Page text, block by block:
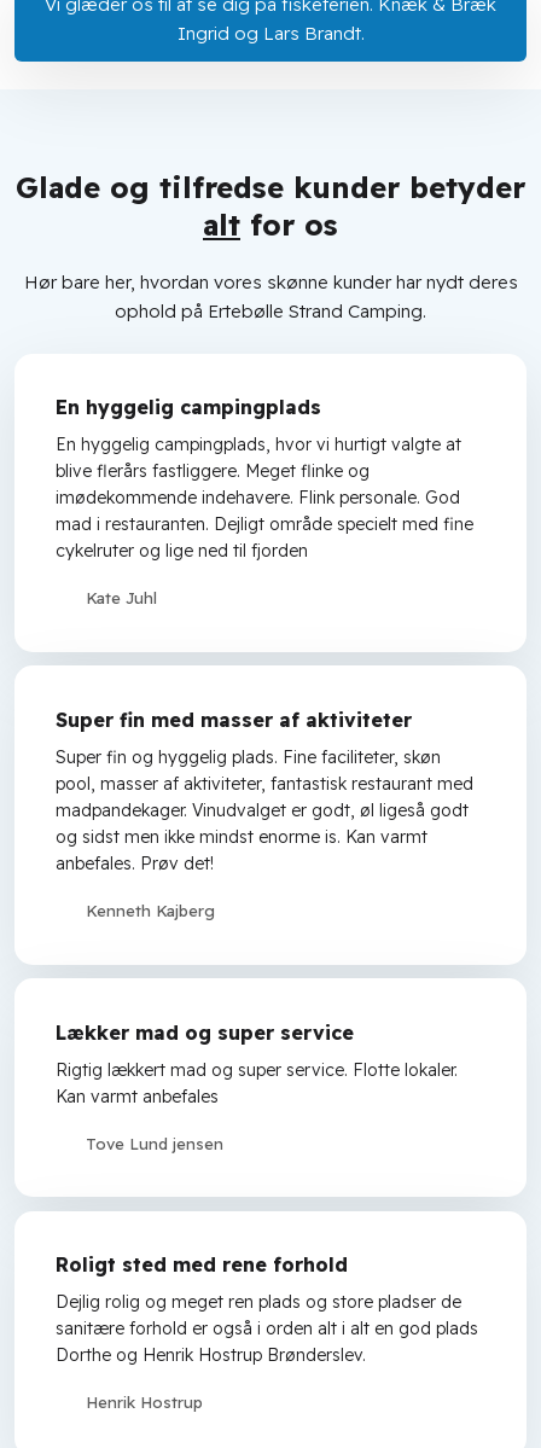
Ingrid og Lars Brandt.​​
Glade og tilfredse kunder betyder
alt for os
Hør bare her, hvordan vores skønne kunder har nydt deres
ophold på Ertebølle Strand Camping.
En hyggelig campingplads
En hyggelig campingplads, hvor vi hurtigt valgte at
blive flerårs fastliggere. Meget flinke og
imødekommende indehavere. Flink personale. God
mad i restauranten. Dejligt område specielt med fine
cykelruter og lige ned til fjorden
Kate Juhl
Super fin med masser af aktiviteter
Super fin og hyggelig plads. Fine faciliteter, skøn
pool, masser af aktiviteter, fantastisk restaurant med
madpandekager. Vinudvalget er godt, øl ligeså godt
og sidst men ikke mindst enorme is. Kan varmt
anbefales. Prøv det!
Kenneth Kajberg
Lækker mad og super service
Rigtig lækkert mad og super service. Flotte lokaler.
Kan varmt anbefales
Tove Lund jensen
Roligt sted med rene forhold
Dejlig rolig og meget ren plads og store pladser de
sanitære forhold er også i orden alt i alt en god plads
Dorthe og Henrik Hostrup Brønderslev.
Henrik Hostrup